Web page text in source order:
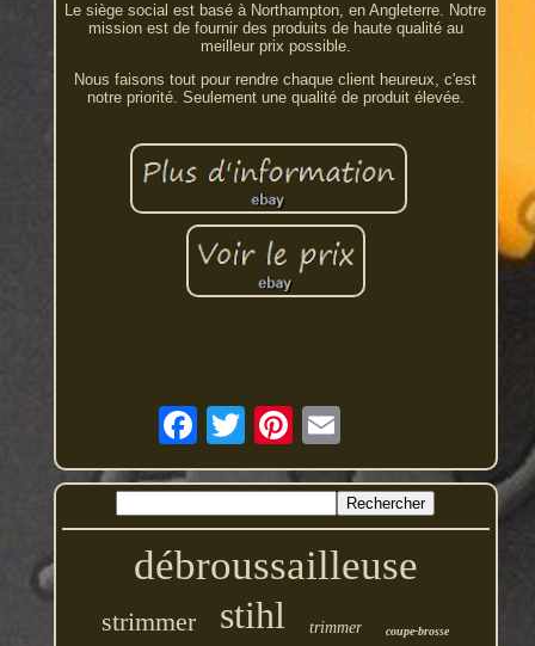
Le siège social est basé à Northampton, en Angleterre. Notre
mission est de fournir des produits de haute qualité au
meilleur prix possible.
Nous faisons tout pour rendre chaque client heureux, c'est
notre priorité. Seulement une qualité de produit élevée.
débroussailleuse
strimmer stihl trimmer coupe-brosse